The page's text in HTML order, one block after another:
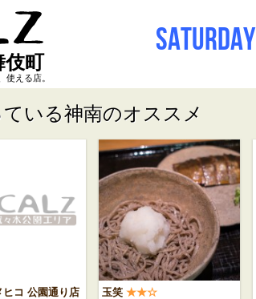
伎町
使える店。
Saturday
いる神南のオススメ
ヒコ 公園通り店 玉笑 ★★☆